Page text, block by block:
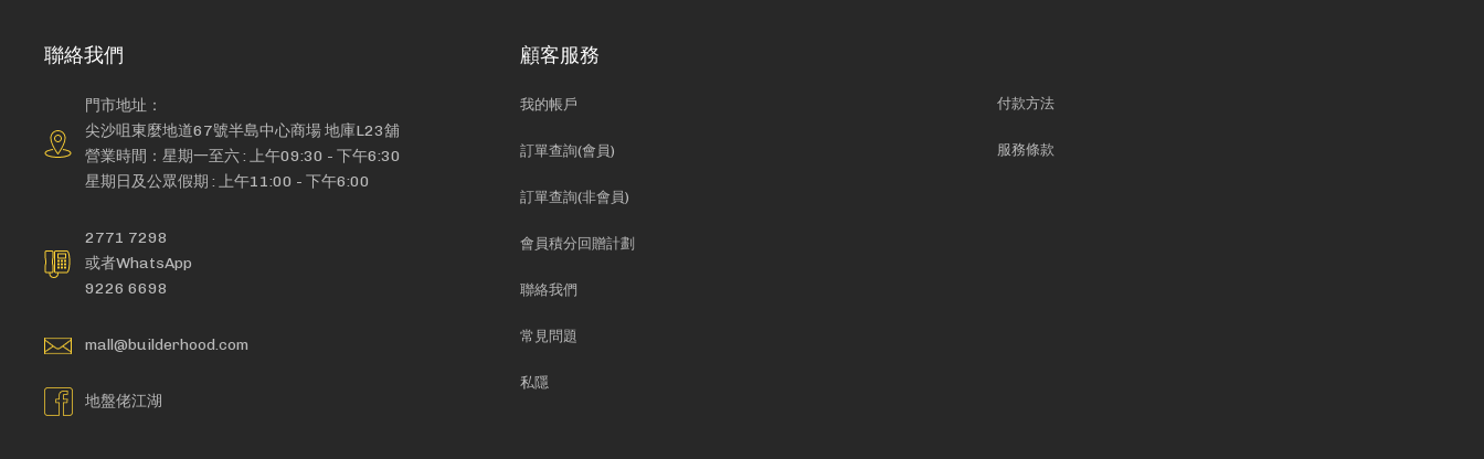
聯絡我們
門市地址：
尖沙咀東麼地道67號半島中心商場 地庫L23舖
營業時間：星期一至六 : 上午09:30 - 下午6:30
星期日及公眾假期 : 上午11:00 - 下午6:00
2771 7298
或者WhatsApp
9226 6698
mall@builderhood.com
地盤佬江湖
顧客服務
我的帳戶
訂單查詢(會員)
訂單查詢(非會員)
會員積分回贈計劃
聯絡我們
常見問題
私隱
付款方法
服務條款